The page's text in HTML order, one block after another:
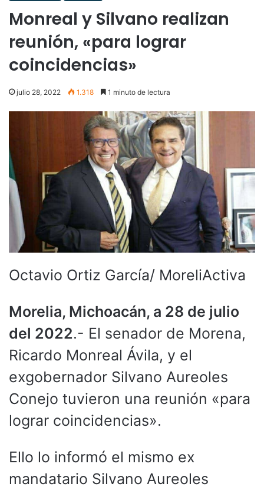
Monreal y Silvano realizan
reunión, «para lograr
coincidencias»
julio 28, 2022 1.318 1 minuto de lectura
Octavio Ortiz García/ MoreliActiva
Morelia, Michoacán, a 28 de julio
del 2022.- El senador de Morena,
Ricardo Monreal Ávila, y el
exgobernador Silvano Aureoles
Conejo tuvieron una reunión «para
lograr coincidencias».
Ello lo informó el mismo ex
mandatario Silvano Aureoles